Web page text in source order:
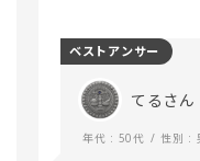
てるさん
年代 : 50代 性別 :
ベストアンサー